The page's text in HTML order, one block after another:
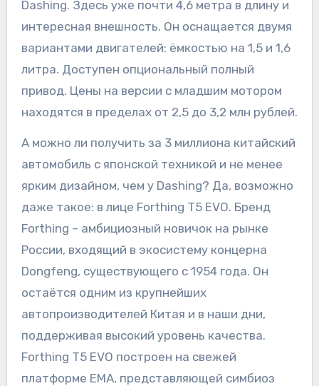
Dashing. Здесь уже почти 4,6 метра в длину и
интересная внешность. Он оснащается двумя
вариантами двигателей: ёмкостью на 1,5 и 1,6
литра. Доступен опциональный полный
привод. Цены на версии с младшим мотором
находятся в пределах от 2,5 до 3,2 млн рублей.
А можно ли получить за 3 миллиона китайский
автомобиль с японской техникой и не менее
ярким дизайном, чем у Dashing? Да, возможно
даже такое: в лице Forthing T5 EVO. Бренд
Forthing – амбициозный новичок на рынке
России, входящий в экосистему концерна
Dongfeng, существующего с 1954 года. Он
остаётся одним из крупнейших
автопроизводителей Китая и в наши дни,
поддерживая высокий уровень качества.
Forthing T5 EVO построен на свежей
платформе EMA, представляющей симбиоз